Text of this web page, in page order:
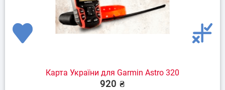
Карта України для Garmin Astro 320
920 ₴